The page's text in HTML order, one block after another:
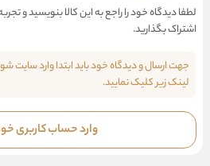
لطفا دیدگاه خود را راجع به این کالا بنویسید و
اشتراک بگذارید.
جهت ارسال و دیدگاه خود باید ابتدا وارد سایت
لینک زیر کلیک نمایید.
وارد حساب کاربری